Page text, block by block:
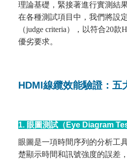
理論基礎，緊接著進行實測結
在各種測試項目中，我們將設
（judge criteria），以符合20
優劣要求。
HDMI線纜效能驗證：五
1. 眼圖測試（Eye Diagram
眼圖是一項時間序列的分析工
楚顯示時間和訊號強度的誤差